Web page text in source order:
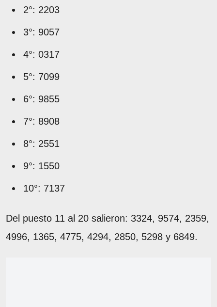
2°: 2203
3°: 9057
4°: 0317
5°: 7099
6°: 9855
7°: 8908
8°: 2551
9°: 1550
10°: 7137
Del puesto 11 al 20 salieron: 3324, 9574, 2359,
4996, 1365, 4775, 4294, 2850, 5298 y 6849.